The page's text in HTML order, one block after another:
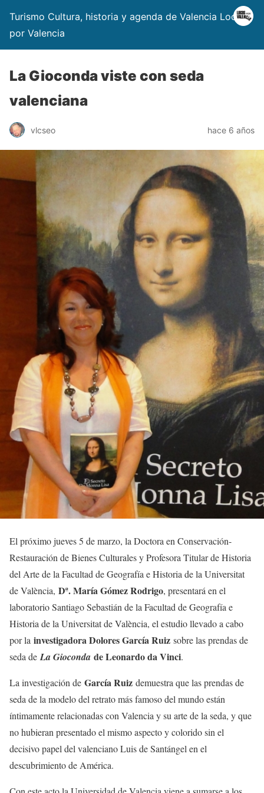
Turismo Cultura, historia y agenda de Valencia Locos
por Valencia
La Gioconda viste con seda
valenciana
vlcseo hace 6 años
El próximo jueves 5 de marzo, la Doctora en Conservación-
Restauración de Bienes Culturales y Profesora Titular de Historia
del Arte de la Facultad de Geografía e Historia de la Universitat
de València, Dª. María Gómez Rodrigo, presentará en el
laboratorio Santiago Sebastián de la Facultad de Geografía e
Historia de la Universitat de València, el estudio llevado a cabo
por la investigadora Dolores García Ruiz sobre las prendas de
seda de La Gioconda de Leonardo da Vinci.
La investigación de García Ruiz demuestra que las prendas de
seda de la modelo del retrato más famoso del mundo están
íntimamente relacionadas con Valencia y su arte de la seda, y que
no hubieran presentado el mismo aspecto y colorido sin el
decisivo papel del valenciano Luis de Santángel en el
descubrimiento de América.